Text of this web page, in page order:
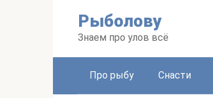
Рыболову
Знаем про улов всё
Про рыбу Снасти